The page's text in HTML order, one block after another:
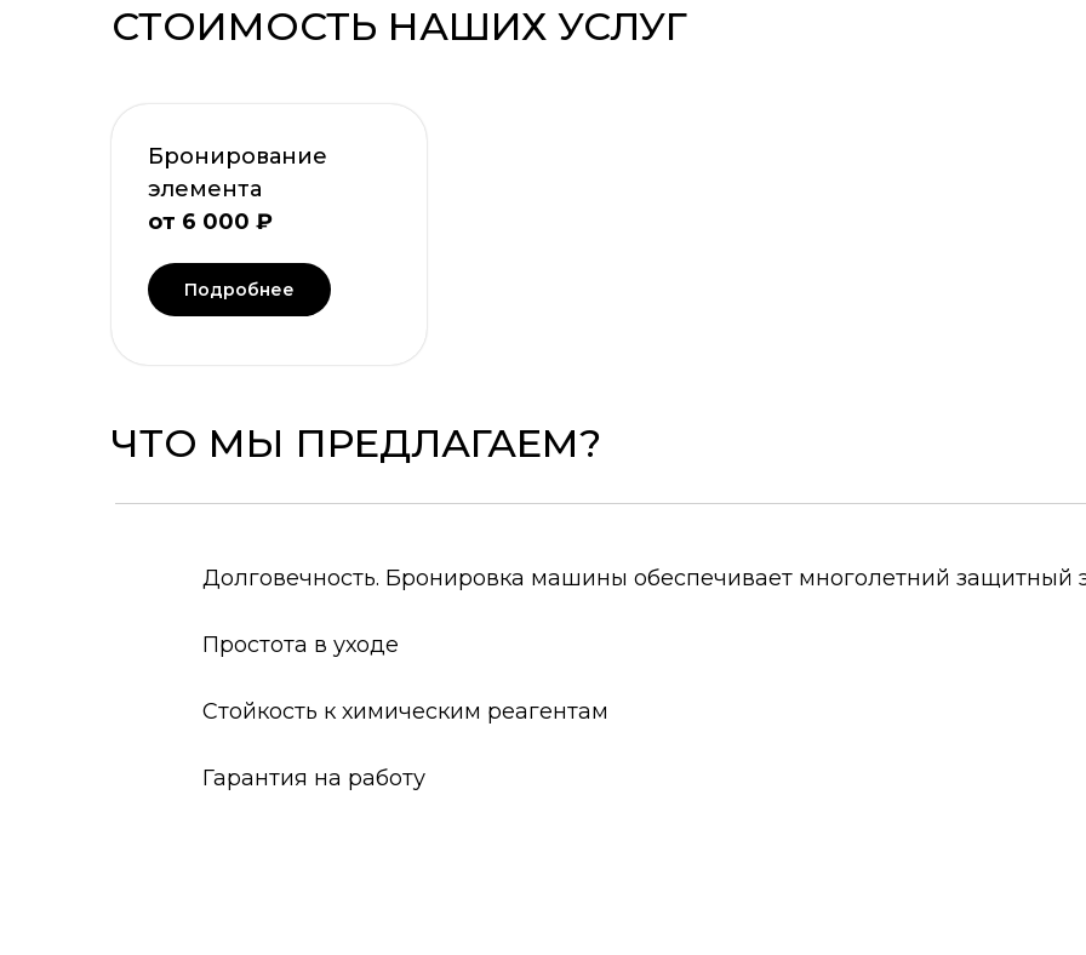
СТОИМОСТЬ НАШИХ УСЛУГ
Бронирование
элемента
от 6 000 ₽
Подробнее
ЧТО МЫ ПРЕДЛАГАЕМ?
Долговечность. Бронировка машины обеспечивает многолетний защитный
Простота в уходе
Стойкость к химическим реагентам
Гарантия на работу